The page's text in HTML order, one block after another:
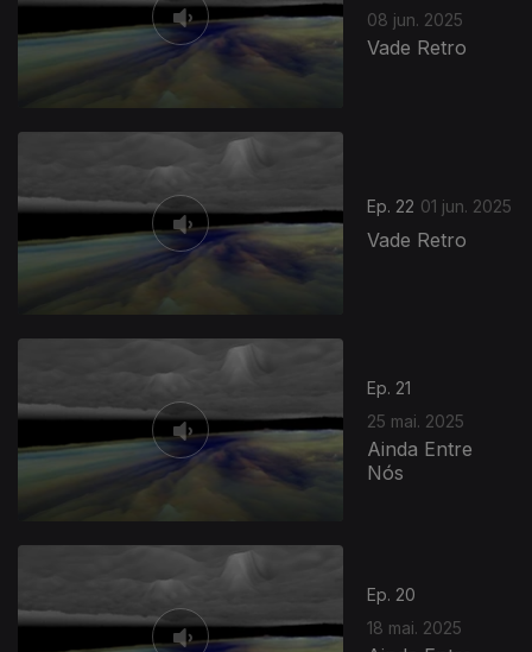
08 jun. 2025
Vade Retro
Ep. 22 01 jun. 2025
Vade Retro
Ep. 21
25 mai. 2025
Ainda Entre
Nós
Ep. 20
18 mai. 2025